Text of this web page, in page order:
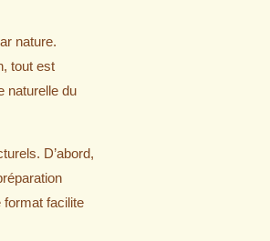
nature.
tout est
naturelle du
D’abord,
format facilite